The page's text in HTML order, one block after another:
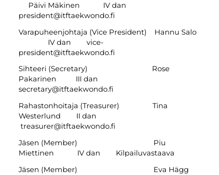
Päivi Mäkinen IV dan
president@itftaekwondo.fi
Varapuheenjohtaja (Vice President) Hannu Salo
IV dan vice-
president@itftaekwondo.fi
Sihteeri (Secretary) Rose
Pakarinen III dan
secretary@itftaekwondo.fi
Rahastonhoitaja (Treasurer) Tina
Westerlund II dan
treasurer@itftaekwondo.fi
Jäsen (Member) Piu
Miettinen IV dan Kilpailuvastaava
Jäsen (Member) Eva Hägg